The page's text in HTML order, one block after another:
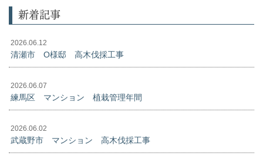
新着記事
2026.06.12
清瀬市 O様邸 高木伐採工事
2026.06.07
練馬区 マンション 植栽管理年間
2026.06.02
武蔵野市 マンション 高木伐採工事